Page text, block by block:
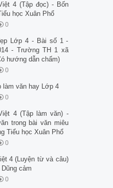
4 (Tập đọc) - Bốn
học Xuân Phổ
0
Lớp 4 - Bài số 1 -
- Trường TH 1 xã
hướng dẫn chấm)
0
làm văn hay Lớp 4
0
4 (Tập làm văn) -
trong bài văn miêu
Tiểu học Xuân Phổ
0
4 (Luyện từ và câu)
cảm
0